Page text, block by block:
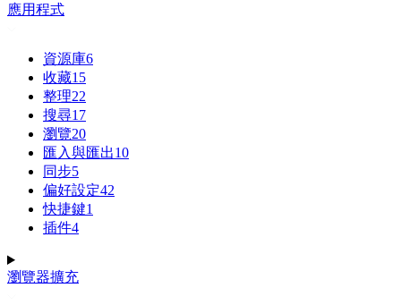
應用程式
資源庫6
收藏15
整理22
搜尋17
瀏覽20
匯入與匯出10
同步5
偏好設定42
快捷鍵1
插件4
瀏覽器擴充